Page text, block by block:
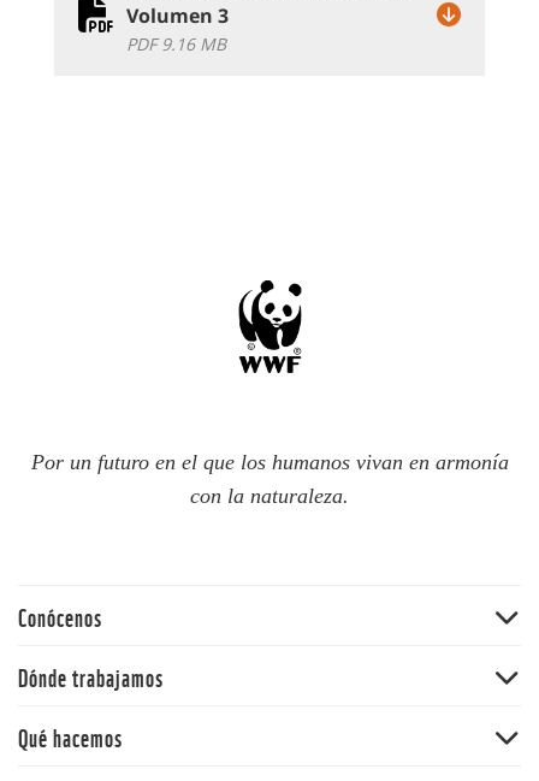
Volumen 3
PDF 9.16 MB
Por un futuro en el que los humanos vivan en armonía
con la naturaleza.
Conócenos
60 aniversario
Nuestras políticas
Dónde trabajamos
Andes
Qué hacemos